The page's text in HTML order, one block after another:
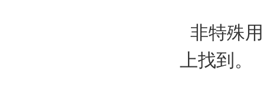
非特殊
上找到。